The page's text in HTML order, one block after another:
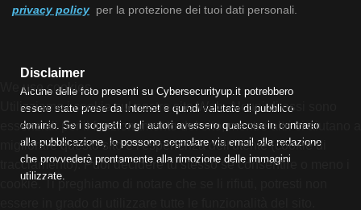
privacy policy per la protezione dei tuoi dati personali.
Disclaimer
Alcune delle foto presenti su Cybersecurityup.it potrebbero
essere state prese da Internet e quindi valutate di pubblico
dominio. Se i soggetti o gli autori avessero qualcosa in contrario
alla pubblicazione, lo possono segnalare via email alla redazione
che provvederà prontamente alla rimozione delle immagini
utilizzate.
We use cookies
Utilizziamo i cookie sul nostro sito Web. Alcuni di essi sono
essenziali per il funzionamento del sito, mentre altri ci aiutano a
migliorare questo sito e l'esperienza dell'utente (cookie di
tracciamento). Puoi decidere tu stesso se consentire o meno i
cookie. Ti preghiamo di notare che se li rifiuti, potresti non